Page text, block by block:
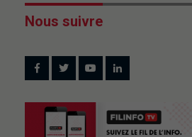
Nous suivre